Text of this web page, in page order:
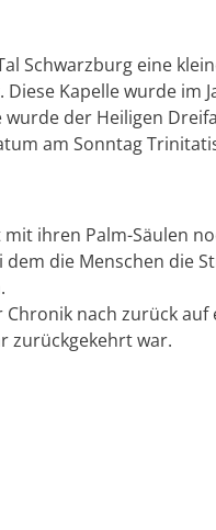
Schwarzburg eine
Kapelle wurde im
der Heiligen
am Sonntag
ihren Palm-Säulen
dem die Menschen die
Chronik nach zurück
zurückgekehrt war.